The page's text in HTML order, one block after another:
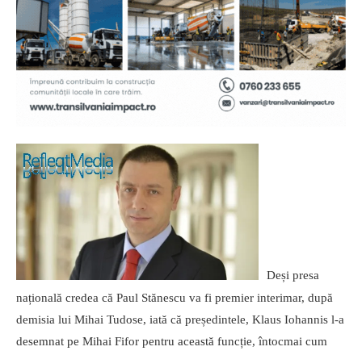
Deși presa
națională credea că Paul Stănescu va fi premier interimar, după
demisia lui Mihai Tudose, iată că președintele, Klaus Iohannis l-a
desemnat pe Mihai Fifor pentru această funcție, întocmai cum